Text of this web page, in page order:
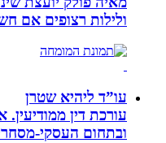
ולילות רצופים אם
עו”ד ליהיא שטרן
עורכת דין
ובתחום העסקי-